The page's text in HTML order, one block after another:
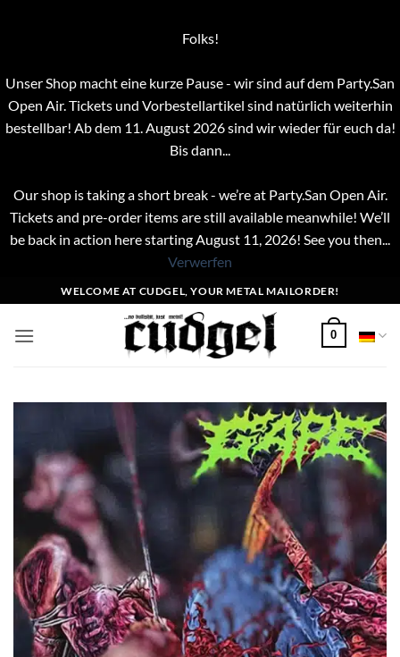
Folks!
Unser Shop macht eine kurze Pause - wir sind auf dem Party.San
Open Air. Tickets und Vorbestellartikel sind natürlich weiterhin
bestellbar! Ab dem 11. August 2026 sind wir wieder für euch da!
Bis dann...
Our shop is taking a short break - we’re at Party.San Open Air.
Tickets and pre-order items are still available meanwhile! We’ll
be back in action here starting August 11, 2026! See you then...
Verwerfen
Inhalt
springen
WELCOME AT CUDGEL, YOUR METAL MAILORDER!
0